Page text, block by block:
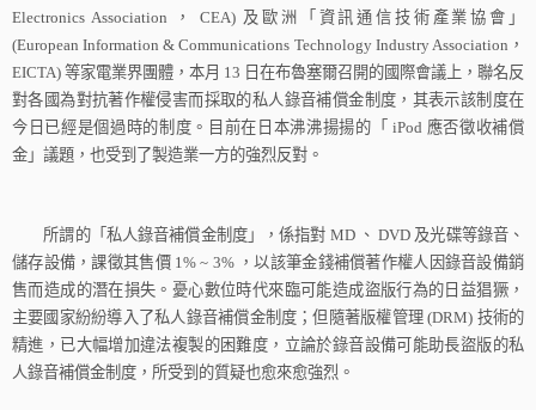
Electronics Association
， CEA) 及歐洲「資訊通信技術產業協會」
(European Information & Communications Technology Industry Association ，
EICTA) 等家電業界團體，本月 13 日在布魯塞爾召開的國際會議上，聯名反
對各國為對抗著作權侵害而採取的私人錄音補償金制度，其表示該制度在
今日已經是個過時的制度。目前在日本沸沸揚揚的「 iPod 應否徵收補償
金」議題，也受到了製造業一方的強烈反對。
所謂的「私人錄音補償金制度」，係指對 MD 、 DVD 及光碟等錄音、
儲存設備，課徵其售價1% ~ 3% ，以該筆金錢補償著作權人因錄音設備銷
售而造成的潛在損失。憂心數位時代來臨可能造成盜版行為的日益猖獗，
主要國家紛紛導入了私人錄音補償金制度；但隨著版權管理 (DRM) 技術的
精進，已大幅增加違法複製的困難度，立論於錄音設備可能助長盜版的私
人錄音補償金制度，所受到的質疑也愈來愈強烈。